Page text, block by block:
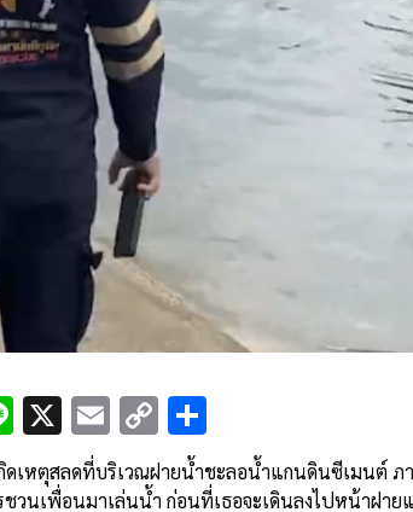
Line
X Email
Copy
Link
ดเหตุสลดที่บริเวณฝายน้ำชะลอน้ำแกนดินซีเมนต์
วนเพื่อนมาเล่นน้ำ ก่อนที่เธอจะเดินลงไปหน้าฝา